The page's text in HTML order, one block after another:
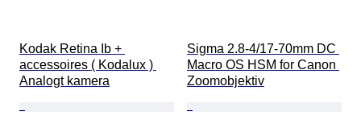
Kodak Retina Ib +
accessoires ( Kodalux )
Analogt kamera
Sigma 2.8-4/17-70mm DC
Macro OS HSM for Canon
Zoomobjektiv